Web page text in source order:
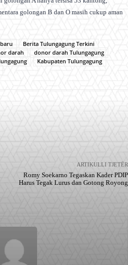
golongan B dan O masih cukup aman
Berita Tulungagung Terkini
darah
donor darah Tulungagung
Kabupaten Tulungagung
ARTIKULLI TJETËR
Romy Soekarno Tegaskan Kader PDIP
Harus Tegak Lurus dan Gotong Royong